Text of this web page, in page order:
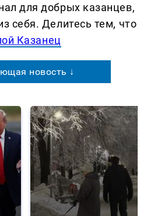
для добрых казанцев,
себя. Делитеcь тем, что
Казанец
новость ↓